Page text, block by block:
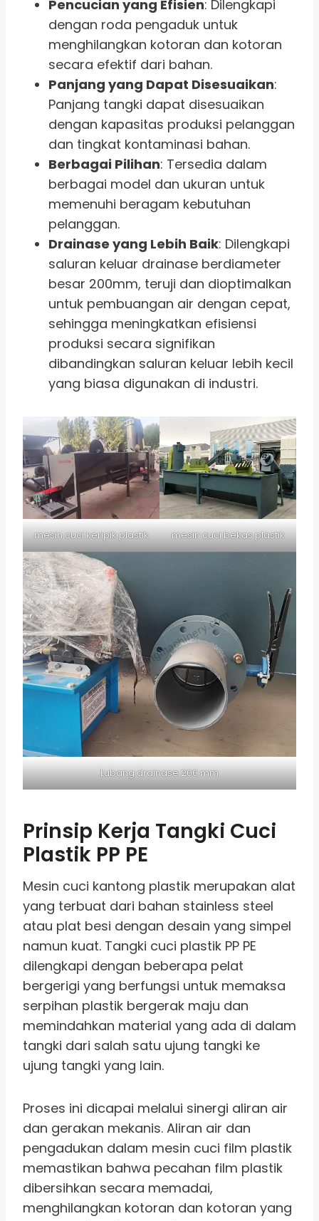
Pencucian yang Efisien: Dilengkapi
dengan roda pengaduk untuk
menghilangkan kotoran dan kotoran
secara efektif dari bahan.
Panjang yang Dapat Disesuaikan:
Panjang tangki dapat disesuaikan
dengan kapasitas produksi pelanggan
dan tingkat kontaminasi bahan.
Berbagai Pilihan: Tersedia dalam
berbagai model dan ukuran untuk
memenuhi beragam kebutuhan
pelanggan.
Drainase yang Lebih Baik: Dilengkapi
saluran keluar drainase berdiameter
besar 200mm, teruji dan dioptimalkan
untuk pembuangan air dengan cepat,
sehingga meningkatkan efisiensi
produksi secara signifikan
dibandingkan saluran keluar lebih kecil
yang biasa digunakan di industri.
mesin cuci keripik plastik mesin cuci bekas plastik
Lubang drainase 200 mm
Prinsip Kerja Tangki Cuci
Plastik PP PE
Mesin cuci kantong plastik merupakan alat
yang terbuat dari bahan stainless steel
atau plat besi dengan desain yang simpel
namun kuat. Tangki cuci plastik PP PE
dilengkapi dengan beberapa pelat
bergerigi yang berfungsi untuk memaksa
serpihan plastik bergerak maju dan
memindahkan material yang ada di dalam
tangki dari salah satu ujung tangki ke
ujung tangki yang lain.
Proses ini dicapai melalui sinergi aliran air
dan gerakan mekanis. Aliran air dan
pengadukan dalam mesin cuci film plastik
memastikan bahwa pecahan film plastik
dibersihkan secara memadai,
menghilangkan kotoran dan kotoran yang